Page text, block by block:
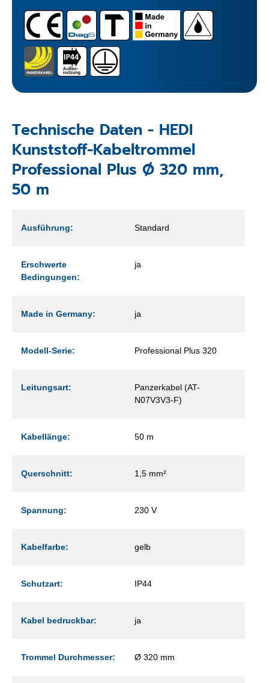
Technische Daten - HEDI
Kunststoff-Kabeltrommel
Professional Plus Ø 320 mm,
50 m
Ausführung: Standard
Erschwerte
Bedingungen:
ja
Made in Germany: ja
Modell-Serie: Professional Plus 320
Leitungsart:
Panzerkabel (AT-
N07V3V3-F)
Kabellänge: 50 m
Querschnitt: 1,5 mm²
Spannung: 230 V
Kabelfarbe: gelb
Schutzart: IP44
Kabel bedruckbar: ja
Trommel Durchmesser: Ø 320 mm